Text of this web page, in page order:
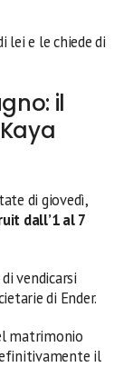
lei e le chiede di
il
di giovedì,
dall’1 al 7
vendicarsi
di Ender.
matrimonio
il